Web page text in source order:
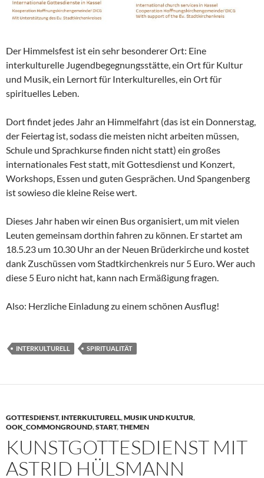
Der Himmelsfest ist ein sehr besonderer Ort: Eine
interkulturelle Jugendbegegnungsstätte, ein Ort für Kultur
und Musik, ein Lernort für Interkulturelles, ein Ort für
spirituelles Leben.
Dort findet jedes Jahr an Himmelfahrt (das ist ein Donnerstag,
der Feiertag ist, sodass die meisten nicht arbeiten müssen,
Schule und Sprachkurse finden nicht statt) ein großes
internationales Fest statt, mit Gottesdienst und Konzert,
Workshops, Essen und guten Gesprächen. Und Spangenberg
ist sowieso die kleine Reise wert.
Dieses Jahr haben wir einen Bus organisiert, um mit vielen
Leuten gemeinsam dorthin fahren zu können. Er startet am
18.5.23 um 10.30 Uhr an der Neuen Brüderkirche und kostet
dank Zuschüssen vom Stadtkirchenkreis nur 5 Euro. Wer auch
diese 5 Euro nicht hat, kann nach Ermäßigung fragen.
Also: Herzliche Einladung zu einem schönen Ausflug!
INTERKULTURELL SPIRITUALITÄT
GOTTESDIENST, INTERKULTURELL,MUSIK UND KULTUR,
OOK_COMMONGROUND,START,THEMEN
KUNSTGOTTESDIENST MIT
ASTRID HÜLSMANN